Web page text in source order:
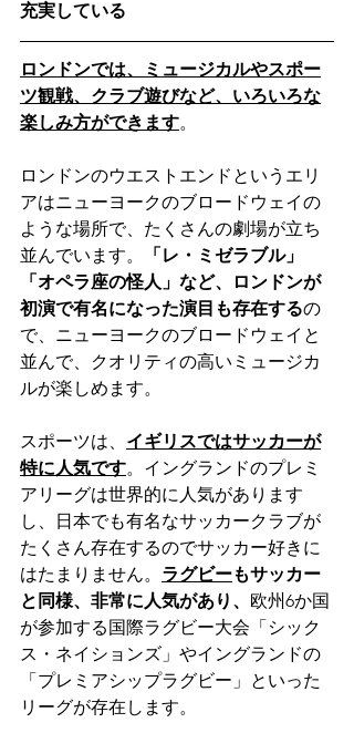
充実している
ロンドンでは、ミュージカルやスポー
ツ観戦、クラブ遊びなど、いろいろな
楽しみ方ができます。
ロンドンのウエストエンドというエリ
アはニューヨークのブロードウェイの
ような場所で、たくさんの劇場が立ち
並んでいます。
「レ・ミゼラブル」
「オペラ座の怪人」など、ロンドンが
初演で有名になった演目も存在するの
で、ニューヨークのブロードウェイと
並んで、クオリティの高いミュージカ
ルが楽しめます。
スポーツは、 イギリスではサッカーが
特に人気です。イングランドのプレミ
アリーグは世界的に人気があります
し、日本でも有名なサッカークラブが
たくさん存在するのでサッカー好きに
はたまりません。 ラグビーもサッカー
と同様、非常に人気があり、 欧州6か国
が参加する国際ラグビー大会「シック
ス・ネイションズ」やイングランドの
「プレミアシップラグビー」といった
リーグが存在します。